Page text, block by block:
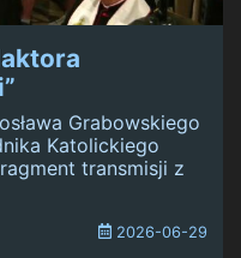
Grabowskiego
Katolickiego
transmisji z
2026-06-29